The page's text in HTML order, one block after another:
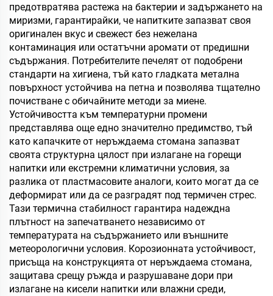
предотвратява растежа на бактерии и задържането на
миризми, гарантирайки, че напитките запазват своя
оригинален вкус и свежест без нежелана
контаминация или остатъчни аромати от предишни
съдържания. Потребителите печелят от подобрени
стандарти на хигиена, тъй като гладката метална
повърхност устойчива на петна и позволява тщателно
почистване с обичайните методи за миене.
Устойчивостта към температурни промени
представлява още едно значително предимство, тъй
като капачките от неръждаема стомана запазват
своята структурна цялост при излагане на горещи
напитки или екстремни климатични условия, за
разлика от пластмасовите аналоги, които могат да се
деформират или да се разградят под термичен стрес.
Тази термична стабилност гарантира надеждна
плътност на запечатването независимо от
температурата на съдържанието или външните
метеорологични условия. Корозионната устойчивост,
присъща на конструкцията от неръждаема стомана,
защитава срещу ръжда и разрушаване дори при
излагане на кисели напитки или влажни среди,